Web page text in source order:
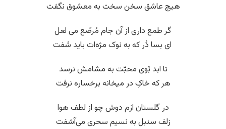
هیچ عاشق سخن سخت به معشوق نگفت
گر طمع داری از آن جام مُرصّع می لعل
‌ ای بسا دُر که به نوک مژه‌ات باید سُفت
تا ابد بُوی محبّت به مشامش نرسد
هر که خاکِ در میخانه برخساره نرفت
در گلستان ارَم دوش چو از لطف هوا
زلف سنبل به نسیم سحری می‌آشفت